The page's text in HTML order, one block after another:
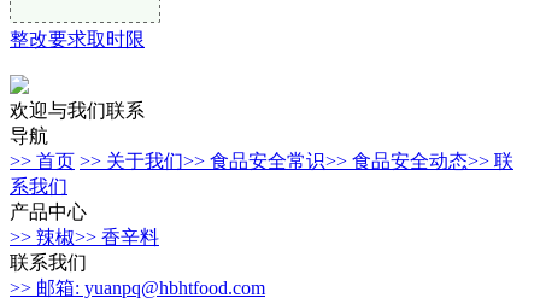
整改要求取时限
欢迎与我们联系
导航
>> 首页 >> 关于我们>> 食品安全常识>> 食品安全动态>> 联
系我们
产品中心
>> 辣椒>> 香辛料
联系我们
>> 邮箱: yuanpq@hbhtfood.com